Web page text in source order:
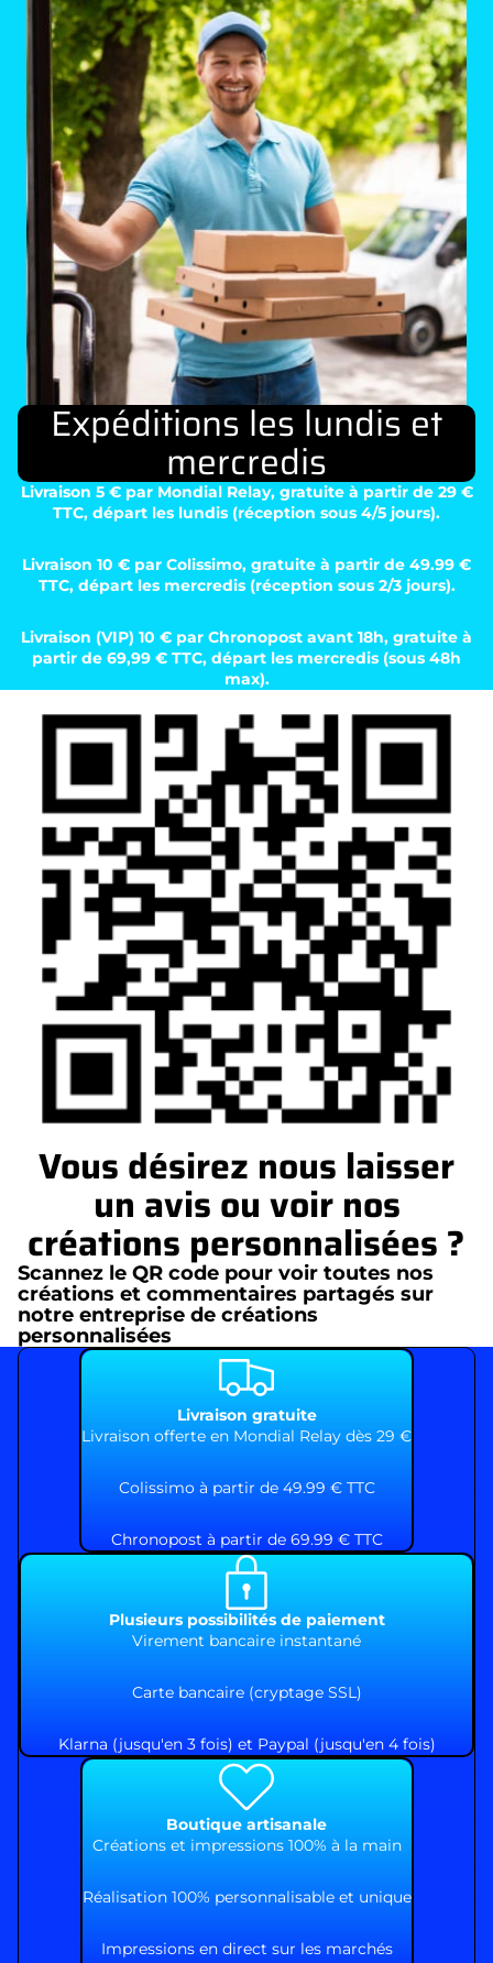
Expéditions les lundis et
mercredis
Livraison 5 € par Mondial Relay, gratuite à partir de 29 €
TTC, départ les lundis (réception sous 4/5 jours).
Livraison 10 € par Colissimo, gratuite à partir de 49.99 €
TTC, départ les mercredis (réception sous 2/3 jours).
Livraison (VIP) 10 € par Chronopost avant 18h, gratuite à
partir de 69,99 € TTC, départ les mercredis (sous 48h
max).
Vous désirez nous laisser
un avis ou voir nos
créations personnalisées ?
Scannez le QR code pour voir toutes nos
créations et commentaires partagés sur
notre entreprise de créations
personnalisées
Livraison gratuite
Livraison offerte en Mondial Relay dès 29 €
Colissimo à partir de 49.99 € TTC
Chronopost à partir de 69.99 € TTC
Plusieurs possibilités de paiement
Virement bancaire instantané
Carte bancaire (cryptage SSL)
Klarna (jusqu'en 3 fois) et Paypal (jusqu'en 4 fois)
Boutique artisanale
Créations et impressions 100% à la main
Réalisation 100% personnalisable et unique
Impressions en direct sur les marchés